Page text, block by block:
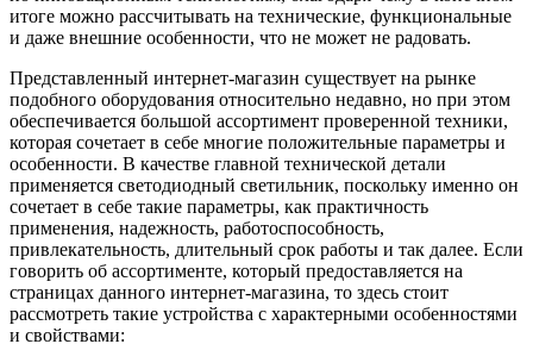
итоге можно рассчитывать на технические, функциональные
и даже внешние особенности, что не может не радовать.
Представленный интернет-магазин существует на рынке
подобного оборудования относительно недавно, но при этом
обеспечивается большой ассортимент проверенной техники,
которая сочетает в себе многие положительные параметры и
особенности. В качестве главной технической детали
применяется светодиодный светильник, поскольку именно он
сочетает в себе такие параметры, как практичность
применения, надежность, работоспособность,
привлекательность, длительный срок работы и так далее. Если
говорить об ассортименте, который предоставляется на
страницах данного интернет-магазина, то здесь стоит
рассмотреть такие устройства с характерными особенностями
и свойствами: